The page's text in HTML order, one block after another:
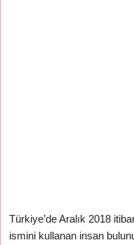
Türkiye’de Aralık 2018
ismini kullanan insan